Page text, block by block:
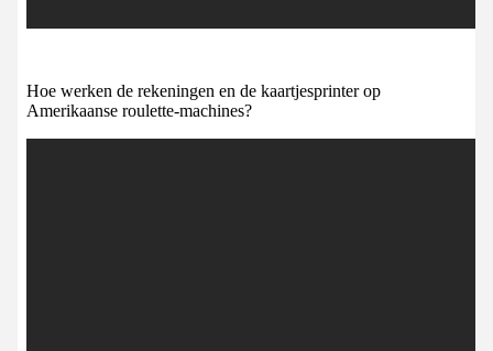
Hoe werken de rekeningen en de kaartjesprinter op
Amerikaanse roulette-machines?